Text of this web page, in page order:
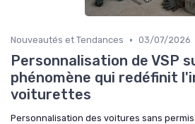
Nouveautés et Tendances • 03/07/2026
Personnalisation de VSP
phénomène qui redéfinit
voiturettes
Personnalisation des voitures sans permis